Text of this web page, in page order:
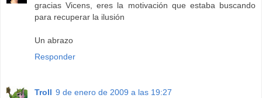
gracias Vicens, eres la motivación que estaba buscando
para recuperar la ilusión
Un abrazo
Responder
Troll 9 de enero de 2009 a las 19:27